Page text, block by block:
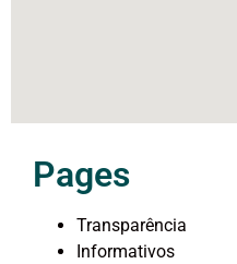
Pages
Transparência
Informativos